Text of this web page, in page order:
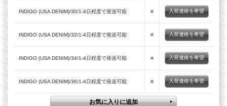
・コインポケット
・綿100％の糸でしっかりと織り上げられており、自然な耐久性と快適さを実現
・コットンですので若干の縮みはございますが、1cm以内で収まる程度ですので未
洗いの状態でのサイズ感で考慮頂ければ大丈夫です
INDIGO (USA DENIM)/30/1-4日程度で発送可能 × 入荷連絡を希望
INDIGO (USA DENIM)/32/1-4日程度で発送可能 × 入荷連絡を希望
INDIGO (USA DENIM)/34/1-4日程度で発送可能 × 入荷連絡を希望
INDIGO (USA DENIM)/36/1-4日程度で発送可能 × 入荷連絡を希望